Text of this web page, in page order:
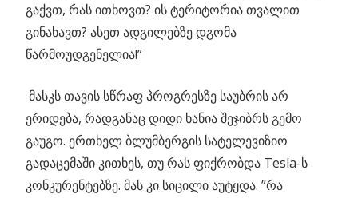
გაქვთ, რას ითხოვთ? ის ტერიტორია თვალით
გინახავთ? ასეთ ადგილებზე დგომა
წარმოუდგენელია!”
მასკს თავის სწრაფ პროგრესზე საუბრის არ
ერიდება, რადგანაც დიდი ხანია შეჯიბრს გემო
გაუგო. ერთხელ ბლუმბერგის სატელევიზიო
გადაცემაში კითხეს, თუ რას ფიქრობდა Tesla-ს
კონკურენტებზე. მას კი სიცილი აუტყდა. ”რა